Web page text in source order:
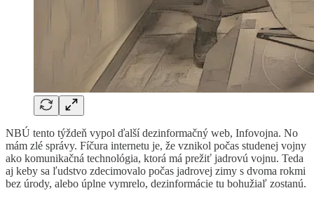
NBÚ tento týždeň vypol ďalší dezinformačný web, Infovojna. No
mám zlé správy. Fíčura internetu je, že vznikol počas studenej vojny
ako komunikačná technológia, ktorá má prežiť jadrovú vojnu. Teda
aj keby sa ľudstvo zdecimovalo počas jadrovej zimy s dvoma rokmi
bez úrody, alebo úplne vymrelo, dezinformácie tu bohužiaľ zostanú.